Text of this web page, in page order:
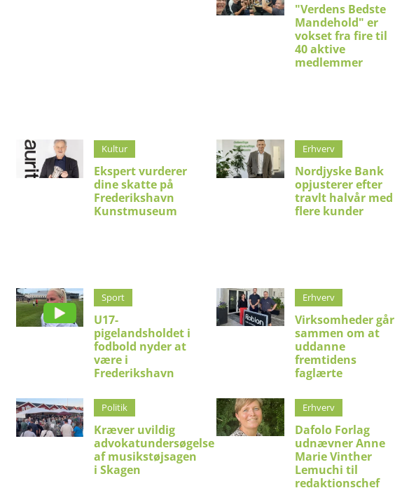
"Verdens Bedste
Mandehold" er
vokset fra fire til
40 aktive
medlemmer
Kultur
Ekspert vurderer
dine skatte på
Frederikshavn
Kunstmuseum
Erhverv
Nordjyske Bank
opjusterer efter
travlt halvår med
flere kunder
Sport
U17-
pigelandsholdet i
fodbold nyder at
være i
Frederikshavn
Politik
Kræver uvildig
advokatundersøgelse
af musikstøjsagen
i Skagen
Erhverv
Virksomheder går
sammen om at
uddanne
fremtidens
faglærte
Erhverv
Dafolo Forlag
udnævner Anne
Marie Vinther
Lemuchi til
redaktionschef